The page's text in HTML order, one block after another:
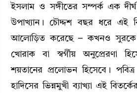
ইসলাম ও সঙ্গীতের সম্পর্ক এক
উপাখ্যান। চৌদ্দশ বছর ধরে এই
আলোড়িত করেছে – কখনও সুরকে
খোরাক বা স্বর্গীয় অনুপ্রেরণা
শয়তানের প্রলোভন হিসেবে। পবিত্র
হাদিসের ভিন্নমুখী ব্যাখ্যা এই